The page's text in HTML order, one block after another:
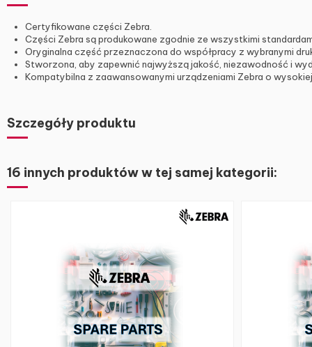
Certyfikowane części Zebra.
Części Zebra są produkowane zgodnie ze wszystkimi
Oryginalna część przeznaczona do współpracy z wybranymi
Stworzona, aby zapewnić najwyższą jakość, niezawodność i
Kompatybilna z zaawansowanymi urządzeniami Zebra o
Szczegóły produktu
16 innych produktów w tej samej kategorii: